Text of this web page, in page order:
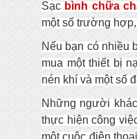
Sạc bình chữa
một số trường
Nếu bạn có nhiều
mua một thiết bị
nén khí và một số
Những người
thực hiện công
một cuộc điện